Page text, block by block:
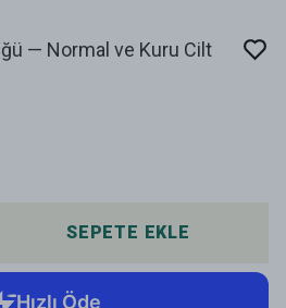
— Normal ve Kuru Cilt
SEPETE EKLE